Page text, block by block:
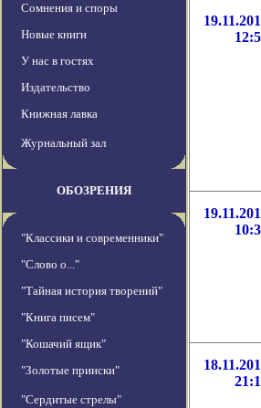
Сомнения и споры
Новые книги
У нас в гостях
Издательство
Книжная лавка
Журнальный зал
ОБОЗРЕНИЯ
"Классики и современники"
"Слово о..."
"Тайная история творений"
"Книга писем"
"Кошачий ящик"
"Золотые прииски"
"Сердитые стрелы"